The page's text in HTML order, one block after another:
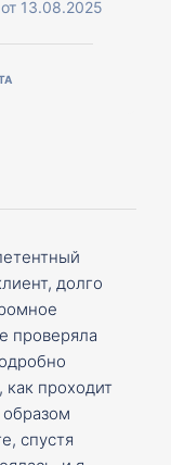
13.08.2025
долго
проверяла
как проходит
спустя